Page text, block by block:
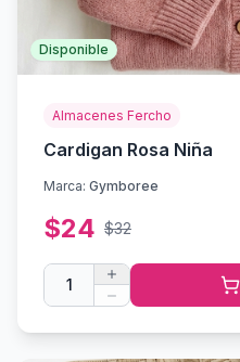
Disponible
Almacenes Fercho
Cardigan Rosa Niña
Marca: Gymboree
$24 $32
1